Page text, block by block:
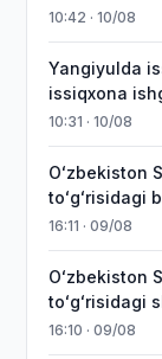
10:42 · 10/08
Yangiyulda
issiqxona
10:31 · 10/08
Oʻzbekiston
toʻgʻrisidagi
16:11 · 09/08
Oʻzbekiston
toʻgʻrisidagi
16:10 · 09/08